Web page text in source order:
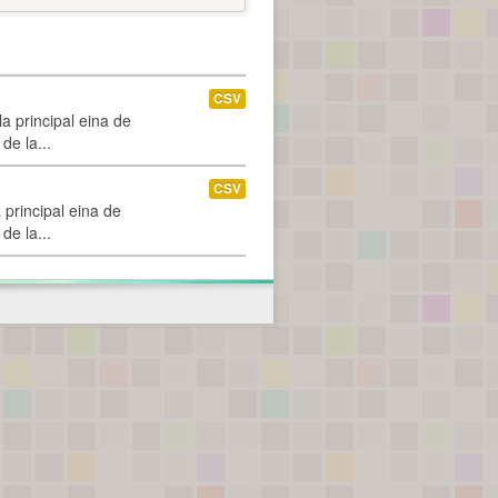
principal eina de
la...
CSV
eina de
la...
CSV